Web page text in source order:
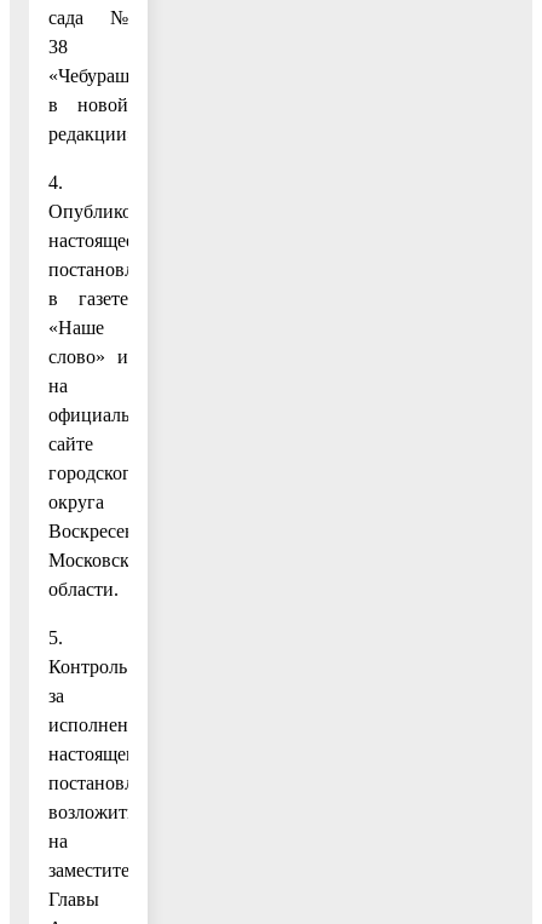
сада №
38
«Чебурашка»
в новой
редакции».
4.
Опубликовать
настоящее
постановление
в газете
«Наше
слово» и
на
официальном
сайте
городского
округа
Воскресенск
Московской
области.
5.
Контроль
за
исполнением
настоящего
постановления
возложить
на
заместителя
Главы